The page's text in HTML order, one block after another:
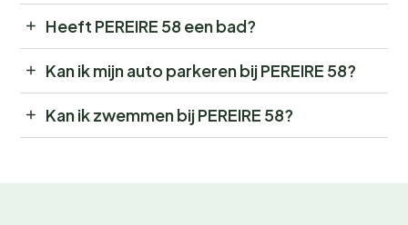
Heeft PEREIRE 58 een bad?
Kan ik mijn auto parkeren bij PEREIRE 58?
Kan ik zwemmen bij PEREIRE 58?